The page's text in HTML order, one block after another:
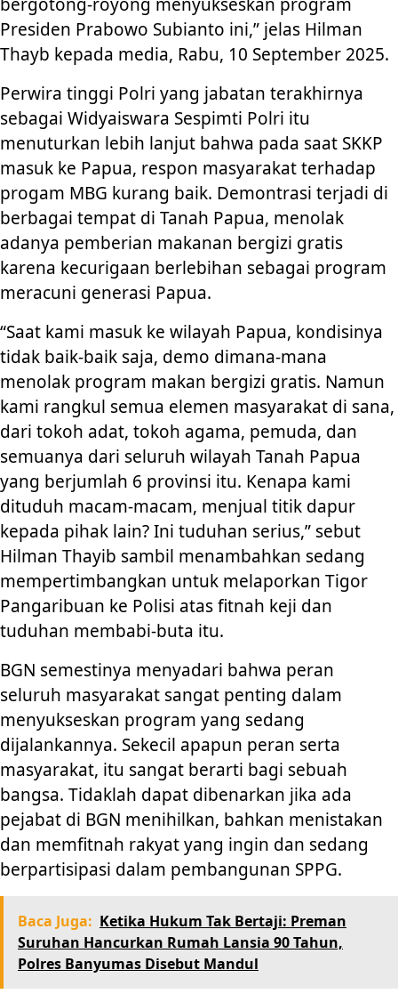
Presiden Prabowo Subianto ini,” jelas Hilman
Thayb kepada media, Rabu, 10 September 2025.
Perwira tinggi Polri yang jabatan terakhirnya
sebagai Widyaiswara Sespimti Polri itu
menuturkan lebih lanjut bahwa pada saat SKKP
masuk ke Papua, respon masyarakat terhadap
progam MBG kurang baik. Demontrasi terjadi di
berbagai tempat di Tanah Papua, menolak
adanya pemberian makanan bergizi gratis
karena kecurigaan berlebihan sebagai program
meracuni generasi Papua.
“Saat kami masuk ke wilayah Papua, kondisinya
tidak baik-baik saja, demo dimana-mana
menolak program makan bergizi gratis. Namun
kami rangkul semua elemen masyarakat di sana,
dari tokoh adat, tokoh agama, pemuda, dan
semuanya dari seluruh wilayah Tanah Papua
yang berjumlah 6 provinsi itu. Kenapa kami
dituduh macam-macam, menjual titik dapur
kepada pihak lain? Ini tuduhan serius,” sebut
Hilman Thayib sambil menambahkan sedang
mempertimbangkan untuk melaporkan Tigor
Pangaribuan ke Polisi atas fitnah keji dan
tuduhan membabi-buta itu.
BGN semestinya menyadari bahwa peran
seluruh masyarakat sangat penting dalam
menyukseskan program yang sedang
dijalankannya. Sekecil apapun peran serta
masyarakat, itu sangat berarti bagi sebuah
bangsa. Tidaklah dapat dibenarkan jika ada
pejabat di BGN menihilkan, bahkan menistakan
dan memfitnah rakyat yang ingin dan sedang
berpartisipasi dalam pembangunan SPPG.
Baca Juga: Ketika Hukum Tak Bertaji: Preman
Suruhan Hancurkan Rumah Lansia 90 Tahun,
Polres Banyumas Disebut Mandul